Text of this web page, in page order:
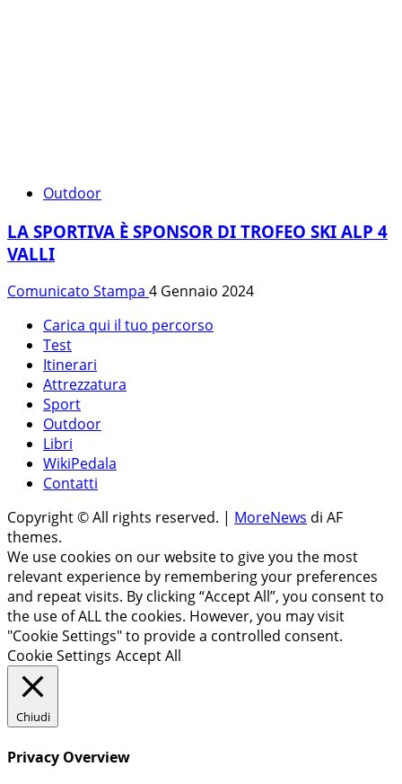
Outdoor
LA SPORTIVA È SPONSOR DI TROFEO SKI ALP 4
VALLI
Comunicato Stampa 4 Gennaio 2024
Carica qui il tuo percorso
Test
Itinerari
Attrezzatura
Sport
Outdoor
Libri
WikiPedala
Contatti
Copyright © All rights reserved. | MoreNews di AF
themes.
We use cookies on our website to give you the most
relevant experience by remembering your preferences
and repeat visits. By clicking “Accept All”, you consent to
the use of ALL the cookies. However, you may visit
"Cookie Settings" to provide a controlled consent.
Cookie Settings Accept All
Chiudi
Privacy Overview